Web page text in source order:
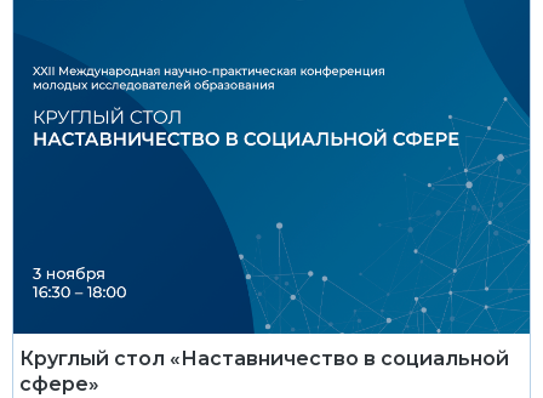
Круглый стол «Наставничество в социальной
сфере»